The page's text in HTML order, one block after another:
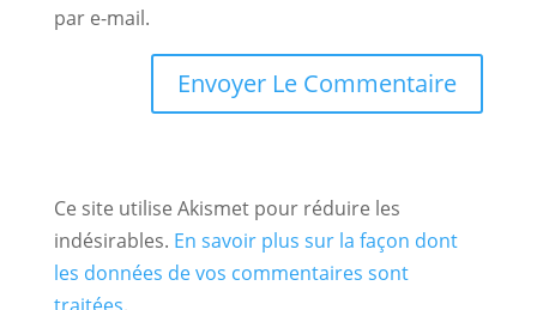
par e-mail.
Ce site utilise Akismet pour réduire les
indésirables. En savoir plus sur la façon dont
les données de vos commentaires sont